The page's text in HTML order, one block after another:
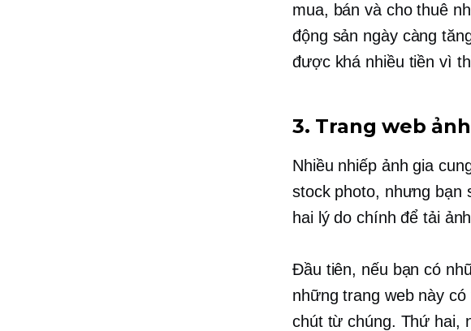
mua, bán và cho thuê
động sản ngày càng
được khá nhiều tiền vì
3. Trang web
Nhiều nhiếp ảnh gia
stock photo, nhưng bạn
hai lý do chính để tải
Đầu tiên, nếu bạn có
những trang web này
chút từ chúng. Thứ hai,